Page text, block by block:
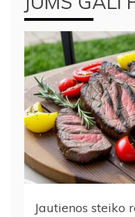
Jautienos steiko